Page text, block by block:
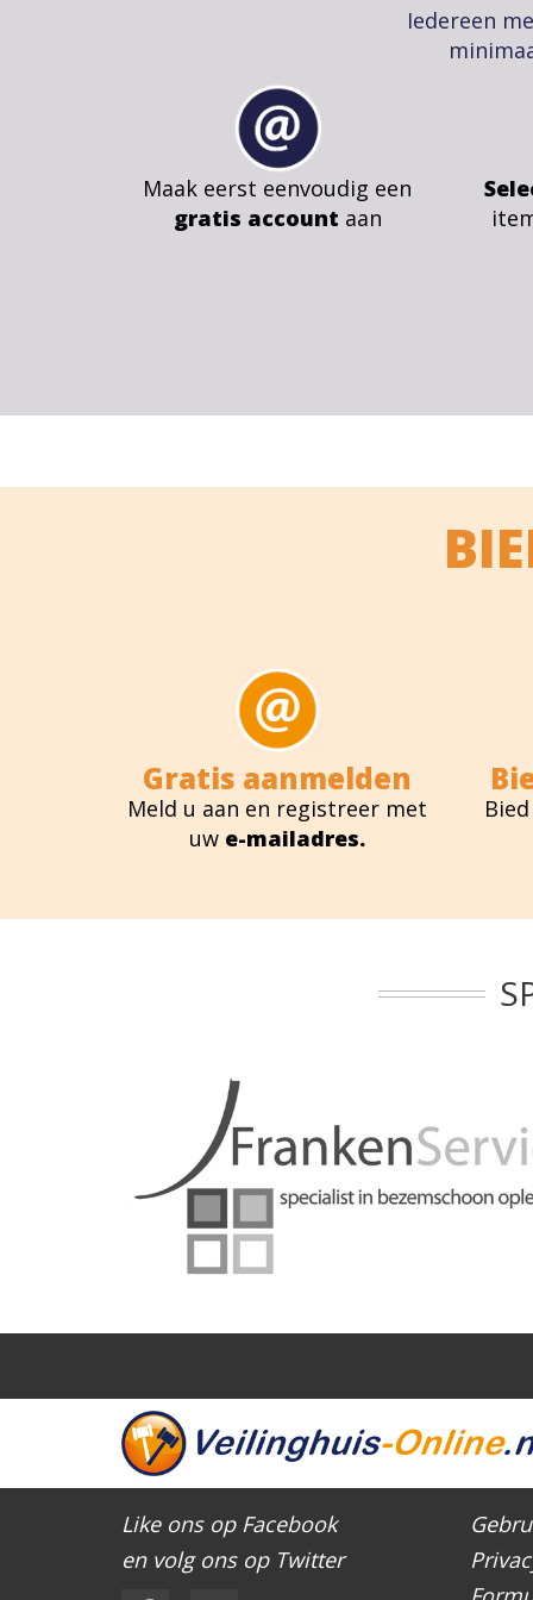
Iedereen
Maak eerst eenvoudig een
gratis account aan
Gratis aanmelden
Meld u aan en registreer met
uw e-mailadres.
Like ons op Facebook
en volg ons op Twitter